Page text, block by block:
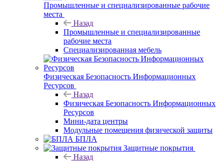
Промышленные и специализированные рабочие
места
Назад
Промышленные и специализированные
рабочие места
Специализированная мебель
Физическая Безопасность Информационных
Ресурсов
Назад
Физическая Безопасность Информационных
Ресурсов
Мини-дата центры
Модульные помещения физической защиты
БПЛА
Защитные покрытия
Назад